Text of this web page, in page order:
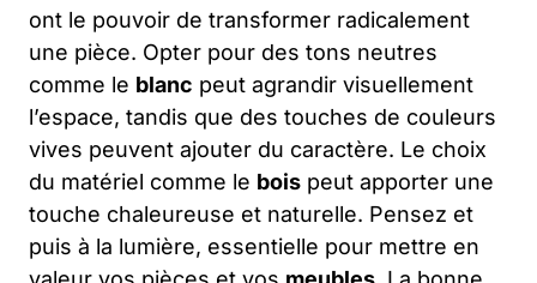
ont le pouvoir de transformer radicalement
une pièce. Opter pour des tons neutres
comme le blanc peut agrandir visuellement
l’espace, tandis que des touches de couleurs
vives peuvent ajouter du caractère. Le choix
du matériel comme le bois peut apporter une
touche chaleureuse et naturelle. Pensez et
puis à la lumière, essentielle pour mettre en